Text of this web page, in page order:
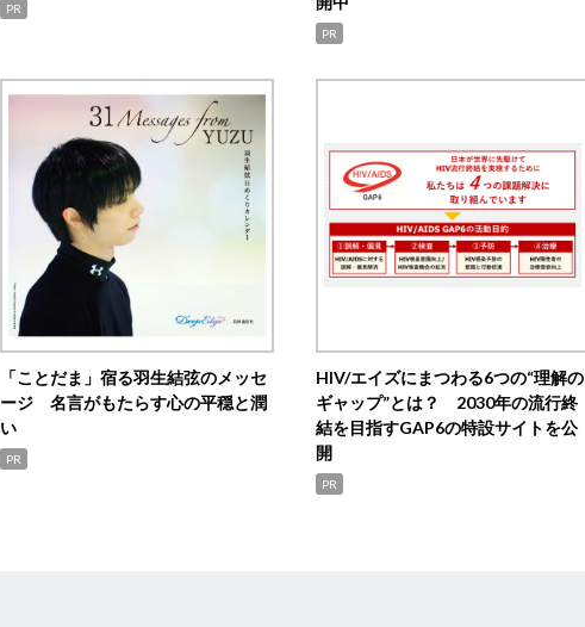
PR
PR
「ことだま」宿る羽生結弦のメッセ
ージ 名言がもたらす心の平穏と潤
い
PR
HIV/エイズにまつわる6つの“理解の
ギャップ”とは？ 2030年の流行終
結を目指すGAP6の特設サイトを公
開
PR